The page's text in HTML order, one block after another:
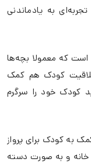
به یادماندنی
است که معمولا بچه‌ها
کودک هم کمک
کودک خود را سرگرم
به کودک برای پرواز
و به صورت دسته